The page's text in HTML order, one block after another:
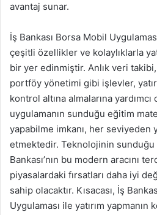
avantaj sunar.
İş Bankası Borsa Mobil
çeşitli özellikler ve kolaylıklarla
bir yer edinmiştir. Anlık veri
portföy yönetimi gibi işlevler,
kontrol altına almalarına
uygulamanın sunduğu eğitim
yapabilme imkanı, her seviyeden
etmektedir. Teknolojinin sunduğu
Bankası’nın bu modern aracını
piyasalardaki fırsatları daha iyi
sahip olacaktır. Kısacası, İş
Uygulaması ile yatırım yapmanın